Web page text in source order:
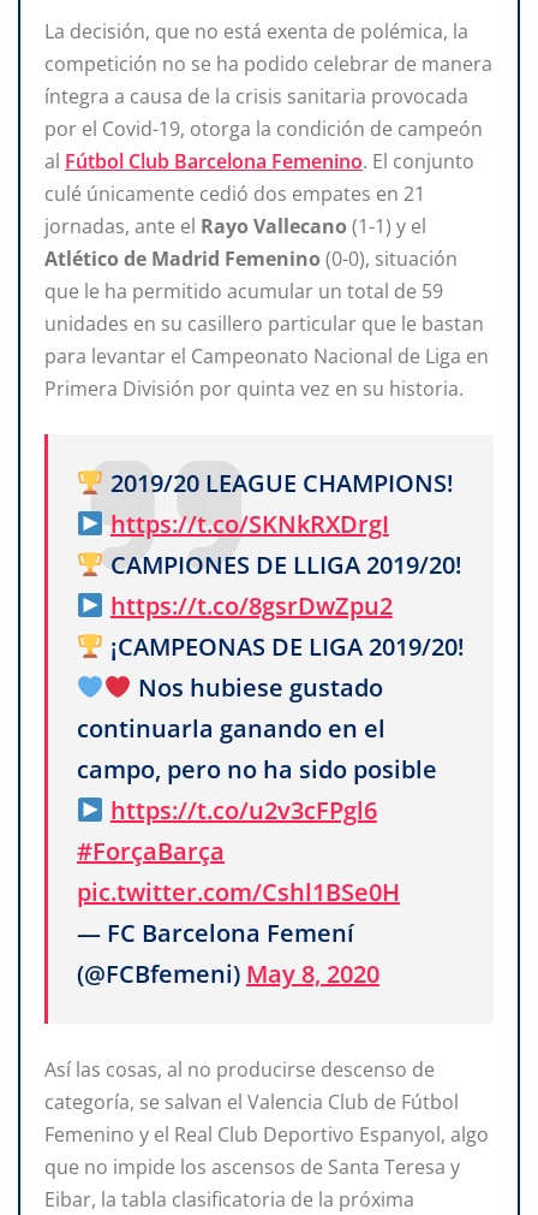
La decisión, que no está exenta de polémica, la
competición no se ha podido celebrar de manera
íntegra a causa de la crisis sanitaria provocada
por el Covid-19, otorga la condición de campeón
al Fútbol Club Barcelona Femenino. El conjunto
culé únicamente cedió dos empates en 21
jornadas, ante el Rayo Vallecano (1-1) y el
Atlético de Madrid Femenino (0-0), situación
que le ha permitido acumular un total de 59
unidades en su casillero particular que le bastan
para levantar el Campeonato Nacional de Liga en
Primera División por quinta vez en su historia.
2019/20 LEAGUE CHAMPIONS!
https://t.co/SKNkRXDrgI
CAMPIONES DE LLIGA 2019/20!
https://t.co/8gsrDwZpu2
¡CAMPEONAS DE LIGA 2019/20!
Nos hubiese gustado
continuarla ganando en el
campo, pero no ha sido posible
https://t.co/u2v3cFPgl6
#ForçaBarça
pic.twitter.com/Cshl1BSe0H
— FC Barcelona Femení
(@FCBfemeni) May 8, 2020
Así las cosas, al no producirse descenso de
categoría, se salvan el Valencia Club de Fútbol
Femenino y el Real Club Deportivo Espanyol, algo
que no impide los ascensos de Santa Teresa y
Eibar, la tabla clasificatoria de la próxima